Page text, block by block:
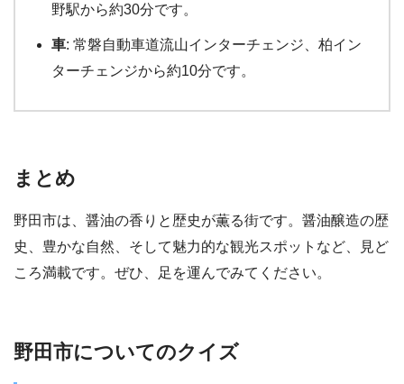
野駅から約30分です。
車: 常磐自動車道流山インターチェンジ、柏イン
ターチェンジから約10分です。
まとめ
野田市は、醤油の香りと歴史が薫る街です。醤油醸造の歴
史、豊かな自然、そして魅力的な観光スポットなど、見ど
ころ満載です。ぜひ、足を運んでみてください。
野田市についてのクイズ